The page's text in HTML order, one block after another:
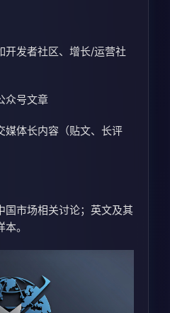
开发者社区、增长/运营社
众号文章
媒体长内容（贴文、长评
国市场相关讨论；英文及其
。